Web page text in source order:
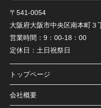
〒541-0054
大阪府大阪市中央区南本町３
営業時間： 9：00-18：00
定休日： 土日祝祭日
トップページ
会社概要